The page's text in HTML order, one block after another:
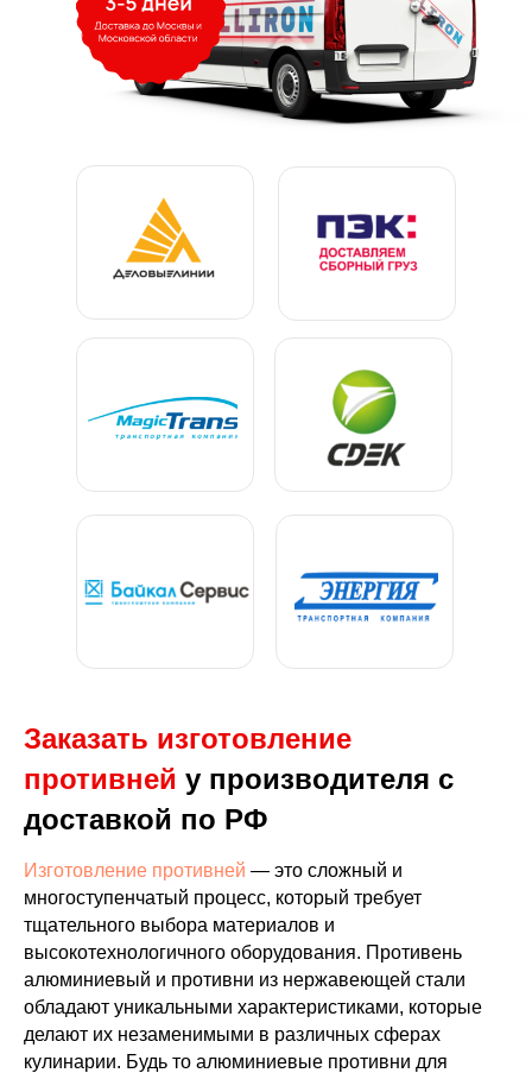
Заказать изготовление
противней у производителя с
доставкой по РФ
Изготовление противней — это сложный и
многоступенчатый процесс, который требует
тщательного выбора материалов и
высокотехнологичного оборудования. Противень
алюминиевый и противни из нержавеющей стали
обладают уникальными характеристиками, которые
делают их незаменимыми в различных сферах
кулинарии. Будь то алюминиевые противни для